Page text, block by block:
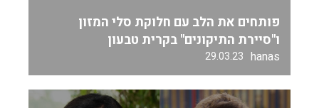
פותחים את הלב עם חלוקת סלי המזון
ו"סיירת התיקונים" בקרית טבעון
hanas
29.03.23